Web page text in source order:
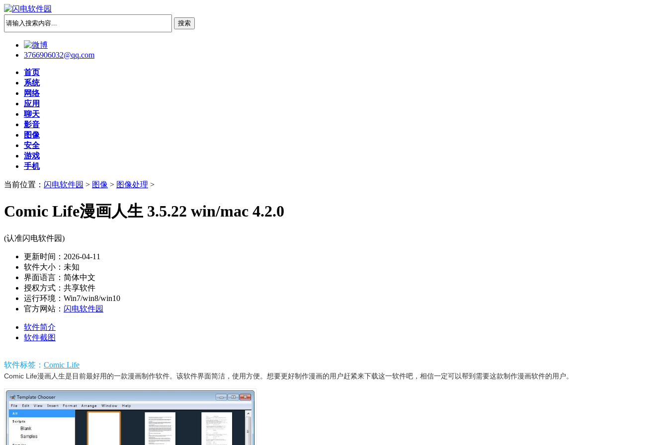
3766906032@qq.com
首页
系统
网络
应用
聊天
影音
图像
安全
游戏
手机
当前位置： 闪电软件园 > 图像 > 图像处理 >
Comic Life漫画人生 3.5.22 win/mac 4.2.0
(认准闪电软件园)
更新时间：2026-04-11
软件大小：未知
界面语言：简体中文
授权方式：共享软件
运行环境：Win7/win8/win10
官方网站： 闪电软件园
软件简介
软件截图
软件标签： Comic Life
Comic Life漫画人生是目前最好用的一款漫画制作软件。该软件界面简洁，使用方便。想要更好制作漫画的用户赶紧来下载这一软件吧，相信一定可以帮到需要这款制作漫画软件的用户。